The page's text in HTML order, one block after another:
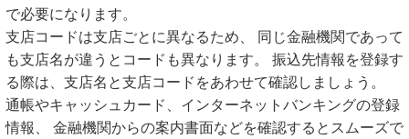
で必要になります。
支店コードは支店ごとに異なるため、 同じ金融機関であって
も支店名が違うとコードも異なります。 振込先情報を登録す
る際は、支店名と支店コードをあわせて確認しましょう。
通帳やキャッシュカード、インターネットバンキングの登録
情報、 金融機関からの案内書面などを確認するとスムーズで